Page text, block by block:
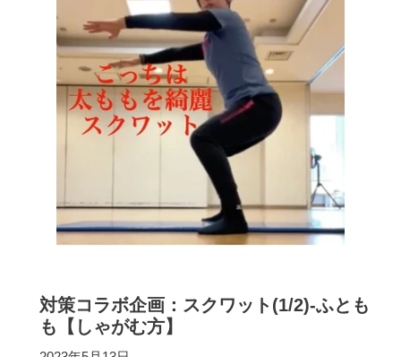
対策コラボ企画：スクワット(1/2)-ふとも
も【しゃがむ方】